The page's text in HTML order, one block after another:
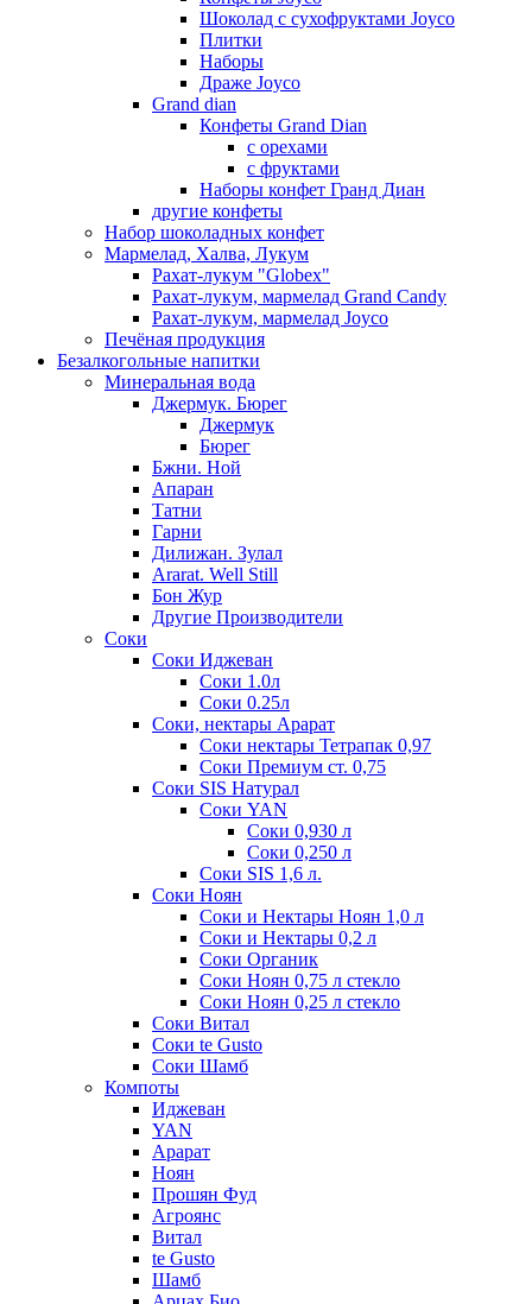
Шоколад с сухофруктами Joyco
Плитки
Наборы
Драже Joyco
Grand dian
Конфеты Grand Dian
с орехами
с фруктами
Наборы конфет Гранд Диан
другие конфеты
Набор шоколадных конфет
Мармелад, Халва, Лукум
Рахат-лукум "Globex"
Рахат-лукум, мармелад Grand Candy
Рахат-лукум, мармелад Joyco
Печёная продукция
Безалкогольные напитки
Минеральная вода
Джермук. Бюрег
Джермук
Бюрег
Бжни. Ной
Апаран
Татни
Гарни
Дилижан. Зулал
Ararat. Well Still
Бон Жур
Другие Производители
Соки
Соки Иджеван
Соки 1.0л
Соки 0.25л
Соки, нектары Арарат
Соки нектары Тетрапак 0,97
Соки Премиум ст. 0,75
Соки SIS Натурал
Соки YAN
Соки 0,930 л
Соки 0,250 л
Соки SIS 1,6 л.
Соки Ноян
Соки и Нектары Ноян 1,0 л
Соки и Нектары 0,2 л
Соки Органик
Соки Ноян 0,75 л стекло
Соки Ноян 0,25 л стекло
Соки Витал
Соки te Gusto
Соки Шамб
Компоты
Иджеван
YAN
Арарат
Ноян
Прошян Фуд
Агроянс
Витал
te Gusto
Шамб